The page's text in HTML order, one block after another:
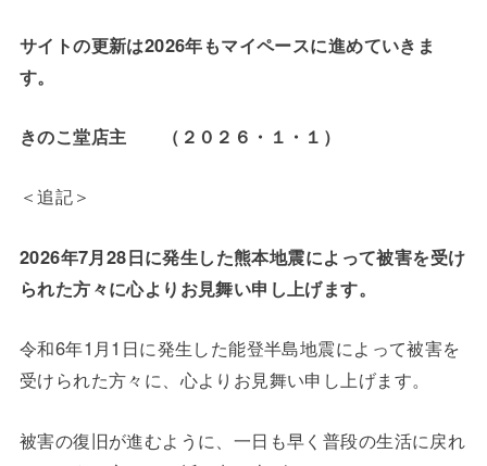
サイトの更新は2026年もマイペースに進めていきま
す。
きのこ堂店主 （２０２６・１・１）
＜追記＞
2026年7月28日に発生した熊本地震によって被害を受け
られた方々に心よりお見舞い申し上げます。
令和6年1月1日に発生した能登半島地震によって被害を
受けられた方々に、心よりお見舞い申し上げます。
被害の復旧が進むように、一日も早く普段の生活に戻れ